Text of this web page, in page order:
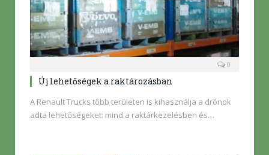
0
Új lehetőségek a raktározásban
A Renault Trucks több területen is kihasználja a drónok
adta lehetőségeket: mind a raktárkezelésben és…